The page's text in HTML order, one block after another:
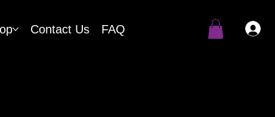
Contact Us FAQ